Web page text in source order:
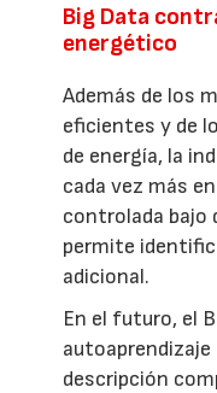
Big Data
energético
Además de los
eficientes y de
de energía, la
cada vez más
controlada bajo
permite
adicional.
En el futuro, el
autoaprendizaje
descripción